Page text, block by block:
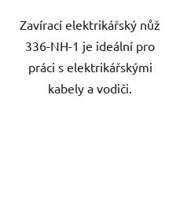
Zavírací elektrikářský nůž
336-NH-1 je ideální pro
práci s elektrikářskými
kabely a vodiči.